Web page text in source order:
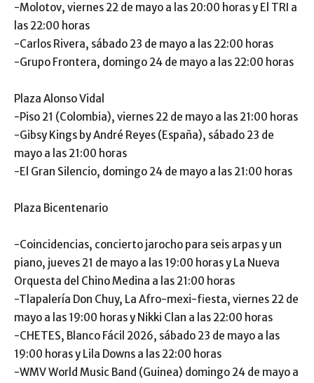
-Molotov, viernes 22 de mayo a las 20:00 horas y El TRI a
las 22:00 horas
-Carlos Rivera, sábado 23 de mayo a las 22:00 horas
-Grupo Frontera, domingo 24 de mayo a las 22:00 horas
Plaza Alonso Vidal
-Piso 21 (Colombia), viernes 22 de mayo a las 21:00 horas
-Gibsy Kings by André Reyes (España), sábado 23 de
mayo a las 21:00 horas
-El Gran Silencio, domingo 24 de mayo a las 21:00 horas
Plaza Bicentenario
-Coincidencias, concierto jarocho para seis arpas y un
piano, jueves 21 de mayo a las 19:00 horas y La Nueva
Orquesta del Chino Medina a las 21:00 horas
-Tlapalería Don Chuy, La Afro-mexi-fiesta, viernes 22 de
mayo a las 19:00 horas y Nikki Clan a las 22:00 horas
-CHETES, Blanco Fácil 2026, sábado 23 de mayo a las
19:00 horas y Lila Downs a las 22:00 horas
-WMV World Music Band (Guinea) domingo 24 de mayo a